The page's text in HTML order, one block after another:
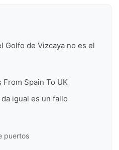
Golfo de Vizcaya no es el
Spain To UK
igual es un fallo
puertos